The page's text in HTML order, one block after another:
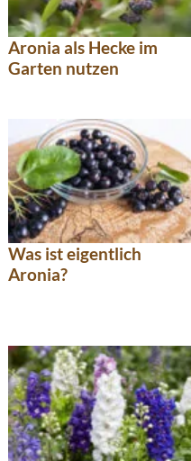
Aronia als Hecke im
Garten nutzen
Was ist eigentlich
Aronia?